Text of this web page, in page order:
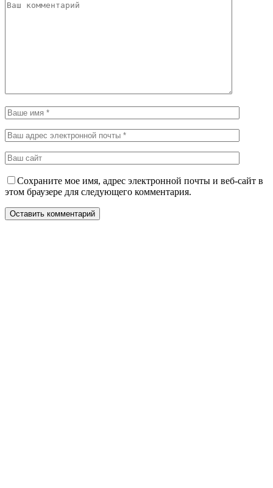
Сохраните мое имя, адрес электронной почты и веб-сайт в
этом браузере для следующего комментария.